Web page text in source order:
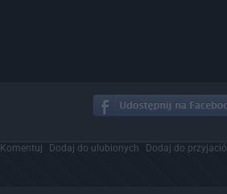
Komentuj Dodaj do ulubionych Dodaj do przyjaciół